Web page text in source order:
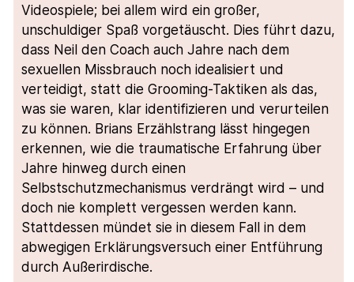
Videospiele; bei allem wird ein großer,
unschuldiger Spaß vorgetäuscht. Dies führt dazu,
dass Neil den Coach auch Jahre nach dem
sexuellen Missbrauch noch idealisiert und
verteidigt, statt die Grooming-Taktiken als das,
was sie waren, klar identifizieren und verurteilen
zu können. Brians Erzählstrang lässt hingegen
erkennen, wie die traumatische Erfahrung über
Jahre hinweg durch einen
Selbstschutzmechanismus verdrängt wird – und
doch nie komplett vergessen werden kann.
Stattdessen mündet sie in diesem Fall in dem
abwegigen Erklärungsversuch einer Entführung
durch Außerirdische.